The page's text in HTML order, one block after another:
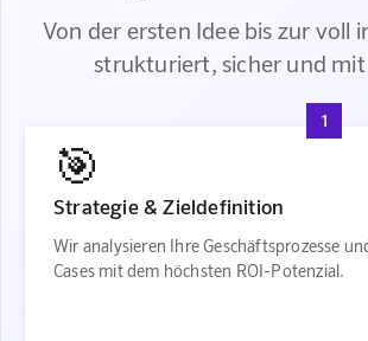
Von der ersten Idee bis zur voll
strukturiert, sicher und
1
🎯
Strategie & Zieldefinition
Wir analysieren Ihre Geschäftsprozesse
Cases mit dem höchsten ROI-Potenzial.